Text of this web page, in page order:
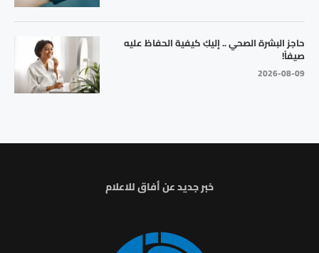
حاجز البشرة الصحي .. إليكِ كيفية الحفاظ عليه
صيفاً!
2026-08-09
خبر جديد عن أفاق للاعلام